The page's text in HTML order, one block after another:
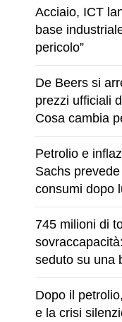
Acciaio, ICT
base
pericolo”
De Beers si
prezzi ufficiali
Cosa cambia
Petrolio e
Sachs
consumi dopo
745 milioni di
seduto su una
Dopo il
e la crisi